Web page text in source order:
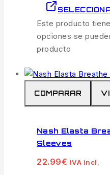
Este producto
opciones se
producto
COMPARAR
Nash Elasta
Sleeves
22.99€ IVA incl.